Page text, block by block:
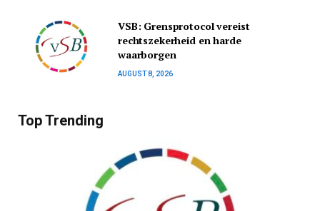
VSB: Grensprotocol vereist
rechtszekerheid en harde
waarborgen
AUGUST 8, 2026
Top Trending